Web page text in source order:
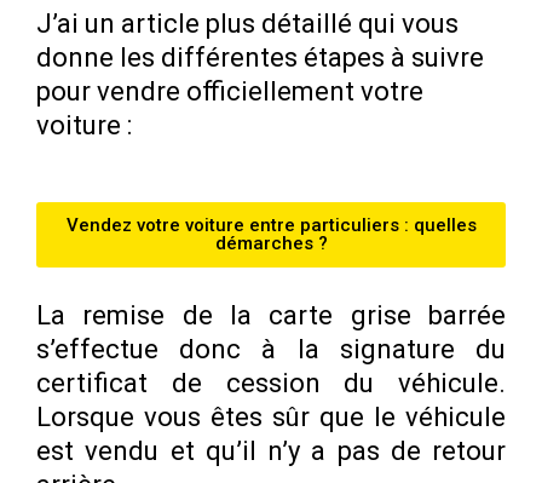
J’ai un article plus détaillé qui vous
donne les différentes étapes à suivre
pour vendre officiellement votre
voiture :
Vendez votre voiture entre particuliers : quelles
démarches ?
La remise de la carte grise barrée
s’effectue donc à la signature du
certificat de cession du véhicule.
Lorsque vous êtes sûr que le véhicule
est vendu et qu’il n’y a pas de retour